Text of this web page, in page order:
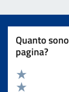
Quanto
pagina?
Valuta 5 stelle su